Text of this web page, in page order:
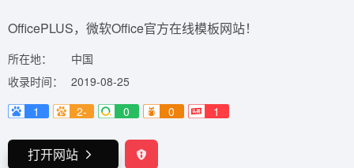
OfficePLUS，微软Office官方在线模板网站！
所在地：
中国
收录时间：
2019-08-25
1
2- 0 0 1
打开网站